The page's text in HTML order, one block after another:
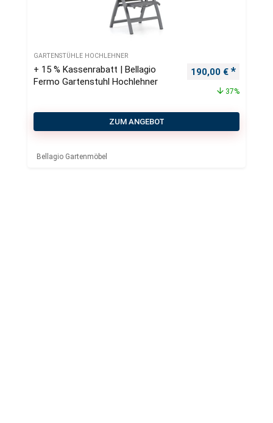
GARTENSTÜHLE HOCHLEHNER
+ 15 % Kassenrabatt | Bellagio
Fermo Gartenstuhl Hochlehner
Ursprünglicher
190,00 €
37%
ZUM ANGEBOT
Bellagio Gartenmöbel